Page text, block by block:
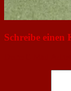
Schreibe einen